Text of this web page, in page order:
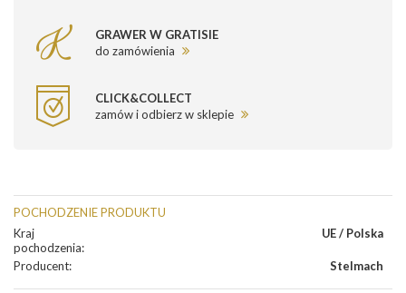
GRAWER W GRATISIE
do zamówienia
CLICK&COLLECT
zamów i odbierz w sklepie
POCHODZENIE PRODUKTU
Kraj
pochodzenia:
UE / Polska
Producent: Stelmach